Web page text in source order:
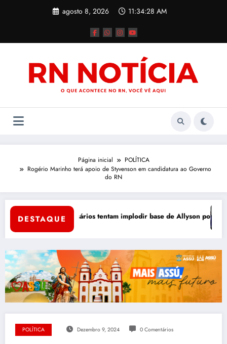
agosto 8, 2026 11:34:29 AM
Página inicial
POLÍTICA
Rogério Marinho terá apoio de Styvenson em candidatura ao Governo
do RN
DESTAQUE
bruto: adversários tentam implodir base de Allyson por dentro
POLÍTICA Dezembro 9, 2024 0 Comentários